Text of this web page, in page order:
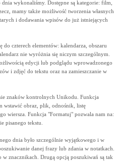
wykonaliśmy. Dostępne są kategorie: film,
mamy także możliwość tworzenia własnych
i dodawania wpisów do już istniejących
do czterech elementów: kalendarza, obszaru
nie wyróżnia się niczym szczególnym.
edycji lub podglądu wprowadzonego
i zdjęć do tekstu oraz na zamieszczanie w
znaków kontrolnych Unikodu. Funkcja
wstawić obraz, plik, odnośnik, listę
wiersza. Funkcja "Formatuj" pozwala nam na:
pisanego tekstu.
dnia było szczególnie wyjątkowego i w
danej frazy lub zdania w notatkach.
znacznikach. Drugą opcją poszukiwań są tak